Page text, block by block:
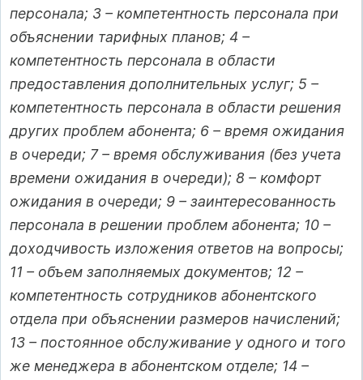
персонала; 3 – компетентность персонала при
объяснении тарифных планов; 4 –
компетентность персонала в области
предоставления дополнительных услуг; 5 –
компетентность персонала в области решения
других проблем абонента; 6 – время ожидания
в очереди; 7 – время обслуживания (без учета
времени ожидания в очереди); 8 – комфорт
ожидания в очереди; 9 – заинтересованность
персонала в решении проблем абонента; 10 –
доходчивость изложения ответов на вопросы;
11 – объем заполняемых документов; 12 –
компетентность сотрудников абонентского
отдела при объяснении размеров начислений;
13 – постоянное обслуживание у одного и того
же менеджера в абонентском отделе; 14 –